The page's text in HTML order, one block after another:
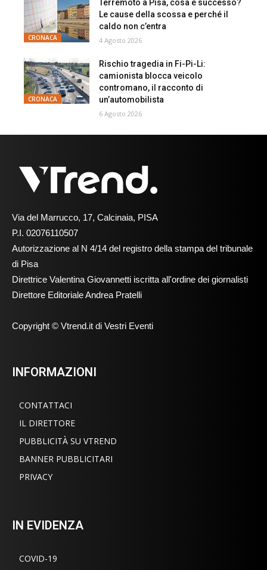
CRONACA
Terremoto a Pisa, cosa è successo?
Le cause della scossa e perché il
caldo non c’entra
4 Agosto 2026
CRONACA
Rischio tragedia in Fi-Pi-Li:
camionista blocca veicolo
contromano, il racconto di
un’automobilista
6 Agosto 2026
Via del Marrucco, 17, Calcinaia, PISA
P.I. 02076110507
Autorizzazione al N 4/14 del registro della stampa del tribunale
di Pisa
Direttrice Valentina Giovannetti iscritta all'ordine dei giornalisti
Direttore Editoriale Andrea Pratelli
Copyright © Vtrend.it di Vestri Eventi
INFORMAZIONI
CONTATTACI
IL DIRETTORE
PUBBLICITÀ SU VTREND
BANNER PUBBLICITARI
PRIVACY
IN EVIDENZA
COVID-19